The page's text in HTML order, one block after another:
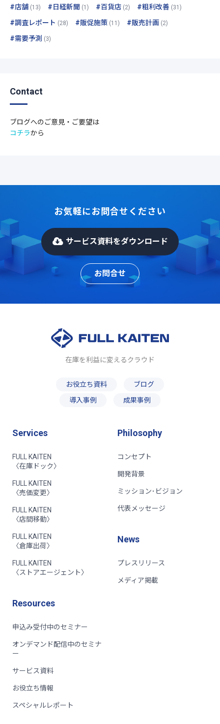
#店舗 (13) #日経新聞 (1) #百貨店 (2) #粗利改善 (31)
#調査レポート (28) #販促施策 (11) #販売計画 (2)
#需要予測 (3)
Contact
ブログへのご意見・ご要望は
コチラから
お気軽にお問合せください
サービス資料をダウンロード
お問合せ
在庫を利益に変えるクラウド
お役立ち資料
ブログ
導入事例
成果事例
Services
FULL KAITEN
〈在庫ドック〉
FULL KAITEN
〈売価変更〉
FULL KAITEN
〈店間移動〉
FULL KAITEN
〈倉庫出荷〉
FULL KAITEN
〈ストアエージェント〉
Philosophy
コンセプト
開発背景
ミッション･ビジョン
代表メッセージ
News
プレスリリース
メディア掲載
Resources
申込み受付中のセミナー
オンデマンド配信中のセミナ
ー
サービス資料
お役立ち情報
スペシャルレポート